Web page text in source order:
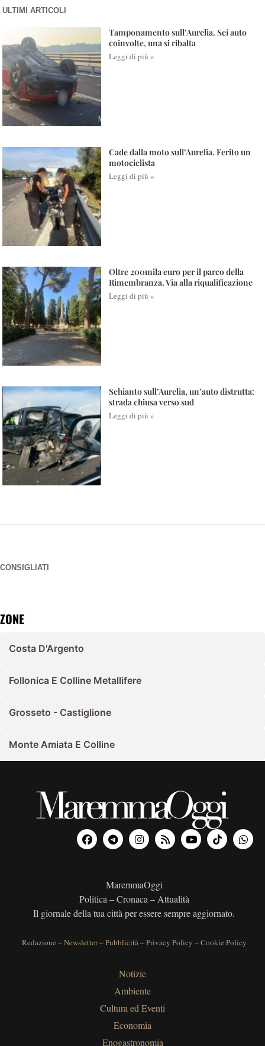
ULTIMI ARTICOLI
Tamponamento sull’Aurelia. Sei auto
coinvolte, una si ribalta
Leggi di più »
Cade dalla moto sull’Aurelia. Ferito un
motociclista
Leggi di più »
Oltre 200mila euro per il parco della
Rimembranza. Via alla riqualificazione
Leggi di più »
Schianto sull’Aurelia, un’auto distrutta:
strada chiusa verso sud
Leggi di più »
CONSIGLIATI
ZONE
Costa D'Argento
Follonica E Colline Metallifere
Grosseto - Castiglione
Monte Amiata E Colline
MaremmaOggi
Politica – Cronaca – Attualità
Il giornale della tua città per essere sempre aggiornato.
Redazione –Newsletter–Pubblicità–Privacy Policy –Cookie Policy
Notizie
Ambiente
Cultura ed Eventi
Economia
Enogastronomia